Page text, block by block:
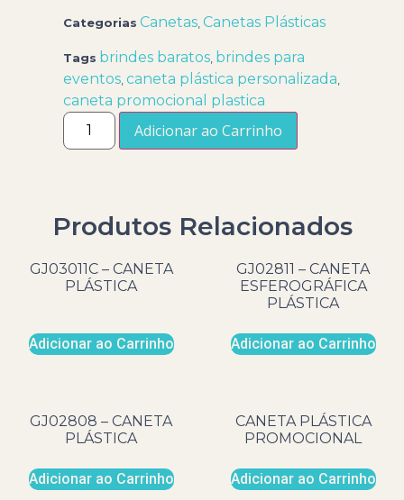
Categorias Canetas ,Canetas Plásticas
Tags brindes baratos brindes para
eventos ,caneta plástica personalizada
caneta promocional plastica
Adicionar ao Carrinho
Produtos Relacionados
GJ03011C – CANETA
PLÁSTICA
Adicionar ao Carrinho
GJ02811 – CANETA
ESFEROGRÁFICA
PLÁSTICA
Adicionar ao Carrinho
GJ02808 – CANETA
PLÁSTICA
Adicionar ao Carrinho
CANETA PLÁSTICA
PROMOCIONAL
Adicionar ao Carrinho